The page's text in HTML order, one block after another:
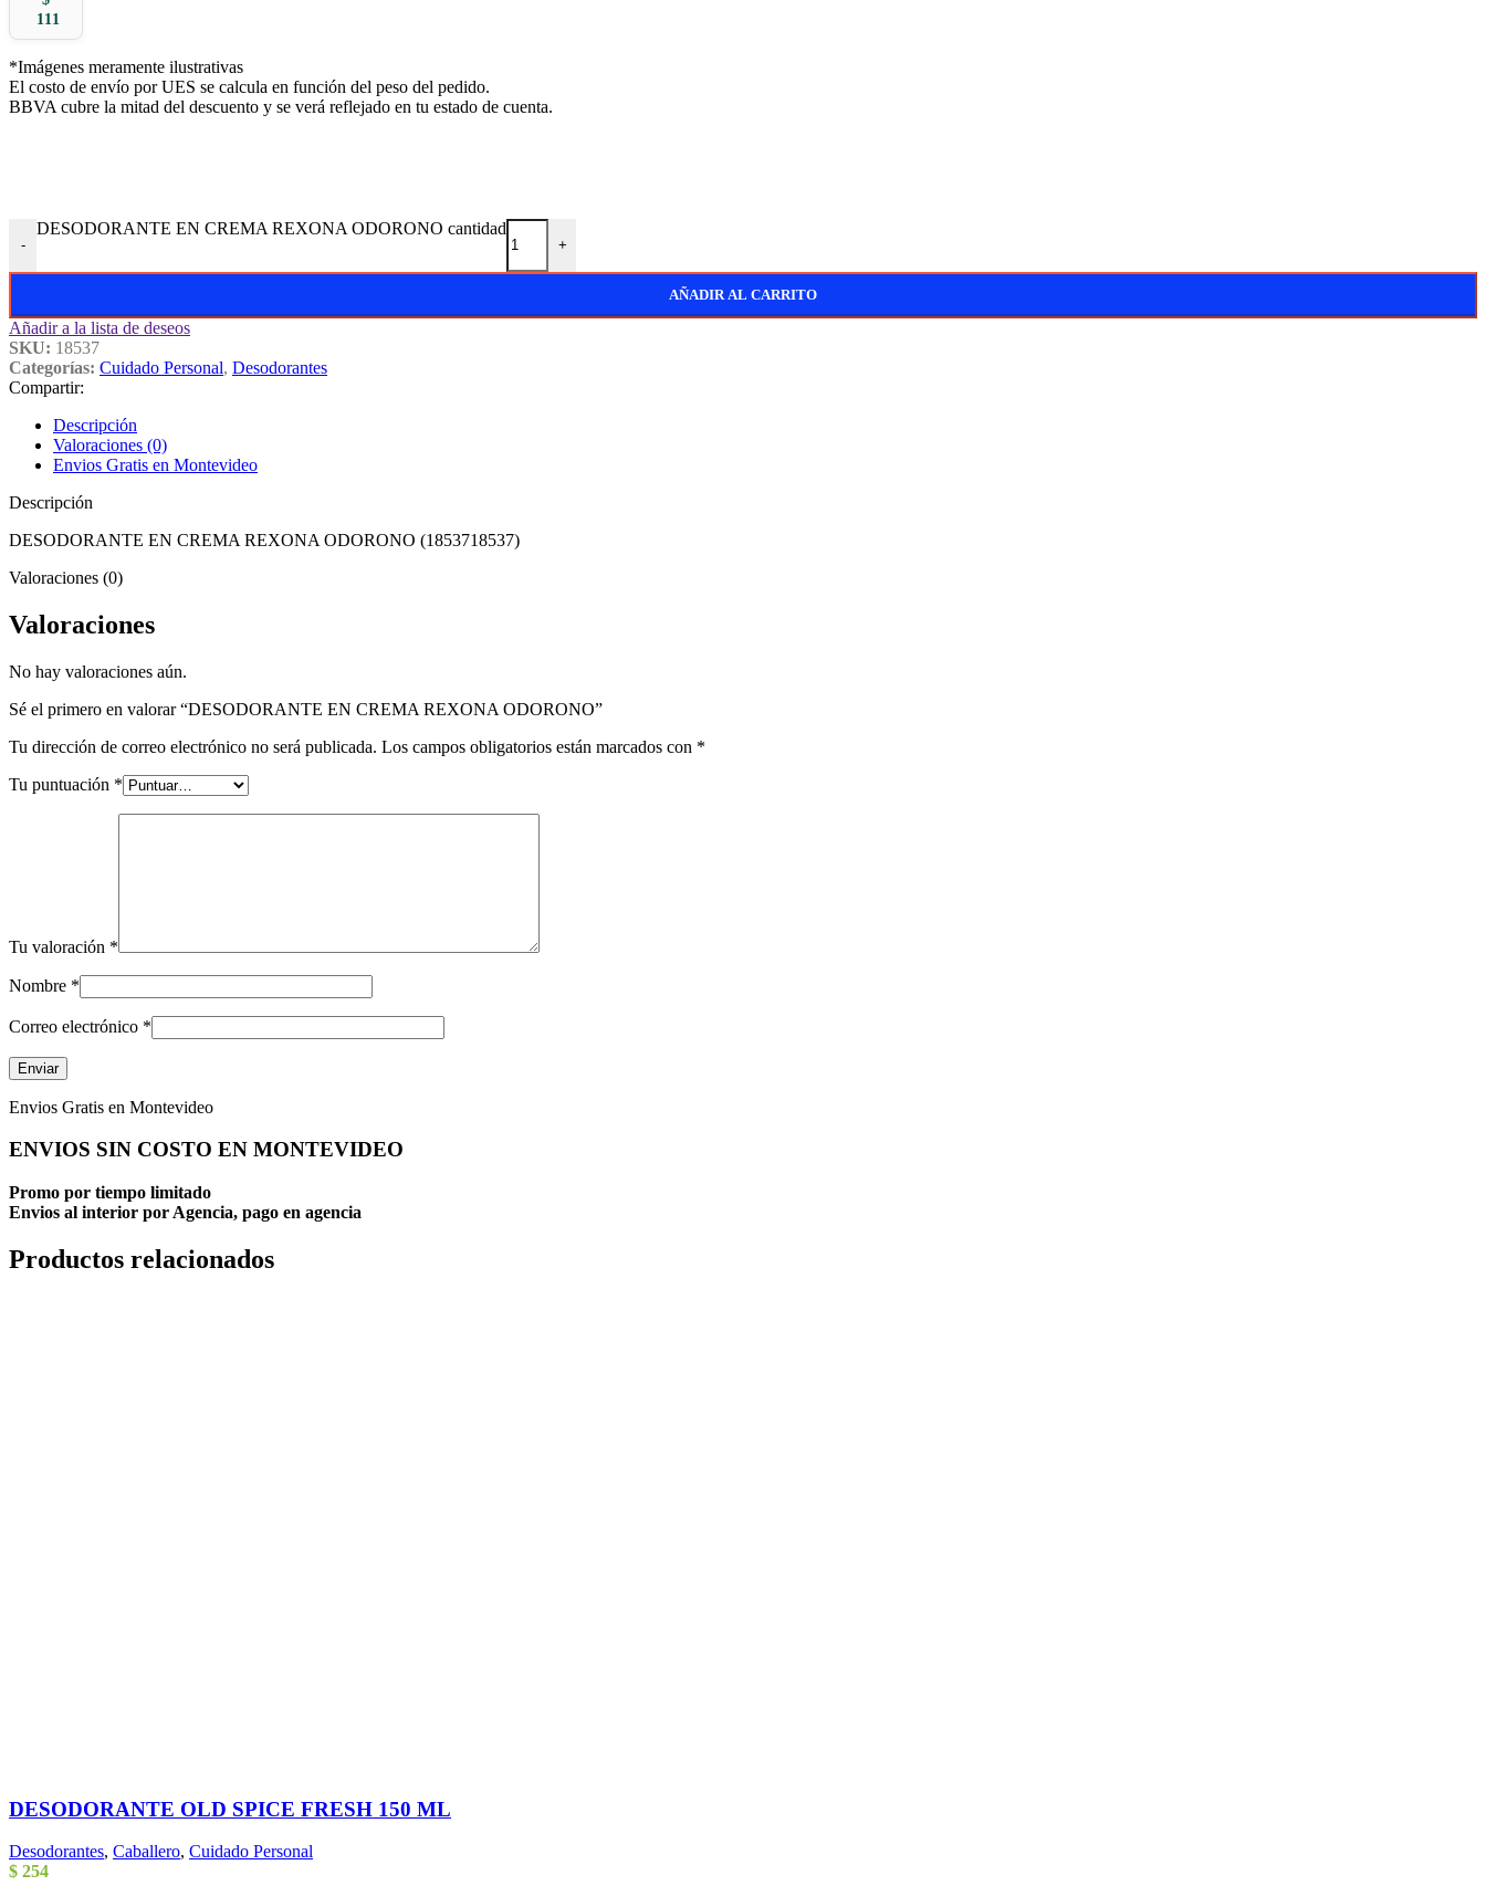
111
*Imágenes meramente ilustrativas
El costo de envío por UES se calcula en función del peso del pedido.
BBVA cubre la mitad del descuento y se verá reflejado en tu estado de cuenta.
-
DESODORANTE EN CREMA REXONA ODORONO cantidad
+
AÑADIR AL CARRITO
Añadir a la lista de deseos
SKU: 18537
Categorías: Cuidado Personal, Desodorantes
Compartir:
Descripción
Valoraciones (0)
Envios Gratis en Montevideo
Descripción
DESODORANTE EN CREMA REXONA ODORONO (1853718537)
Valoraciones (0)
Valoraciones
No hay valoraciones aún.
Sé el primero en valorar “DESODORANTE EN CREMA REXONA ODORONO”
Tu dirección de correo electrónico no será publicada. Los campos obligatorios están marcados con *
Tu puntuación *
Tu valoración *
Nombre *
Correo electrónico *
Envios Gratis en Montevideo
ENVIOS SIN COSTO EN MONTEVIDEO
Promo por tiempo limitado
Envios al interior por Agencia, pago en agencia
Productos relacionados
DESODORANTE OLD SPICE FRESH 150 ML
Desodorantes, Caballero, Cuidado Personal
$ 254